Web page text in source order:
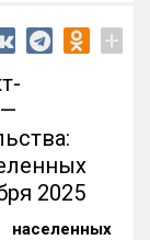
+
2025